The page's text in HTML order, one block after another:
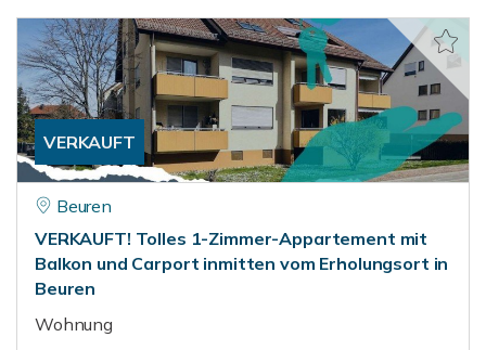
VERKAUFT
Beuren
VERKAUFT! Tolles 1-Zimmer-Appartement mit
Balkon und Carport inmitten vom Erholungsort in
Beuren
Wohnung